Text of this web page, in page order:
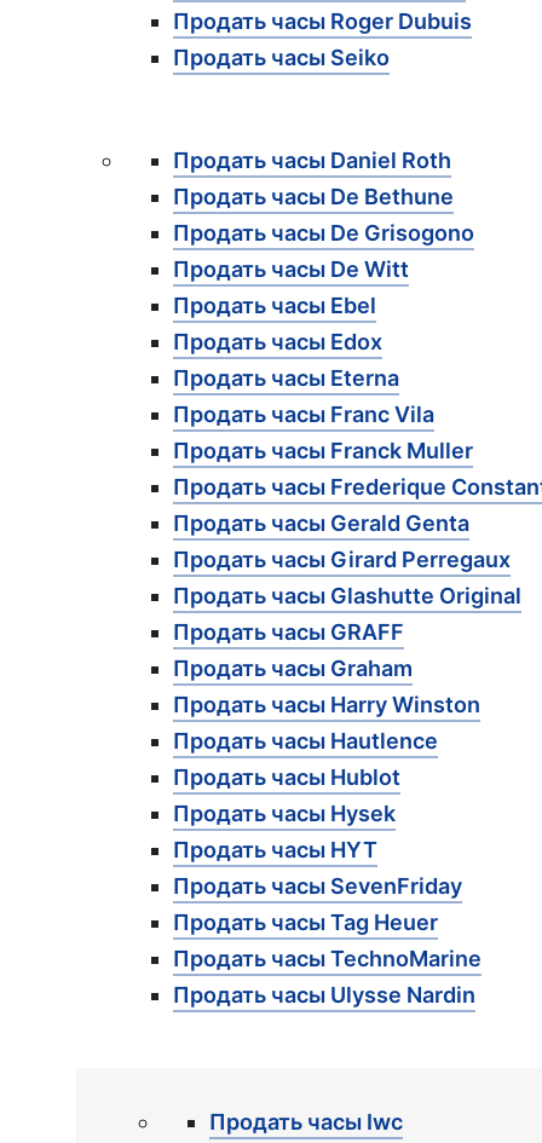
Продать часы Roger Dubuis
Продать часы Seiko
Продать часы Daniel Roth
Продать часы De Bethune
Продать часы De Grisogono
Продать часы De Witt
Продать часы Ebel
Продать часы Edox
Продать часы Eterna
Продать часы Franc Vila
Продать часы Franck Muller
Продать часы Frederique
Продать часы Gerald Genta
Продать часы Girard Perregaux
Продать часы Glashutte Original
Продать часы GRAFF
Продать часы Graham
Продать часы Harry Winston
Продать часы Hautlence
Продать часы Hublot
Продать часы Hysek
Продать часы HYT
Продать часы SevenFriday
Продать часы Tag Heuer
Продать часы TechnoMarine
Продать часы Ulysse Nardin
Продать часы Iwc